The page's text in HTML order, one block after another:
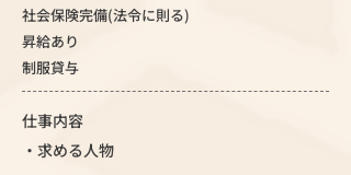
社会保険完備(法令に則る)
昇給あり
制服貸与
仕事内容
・求める人物